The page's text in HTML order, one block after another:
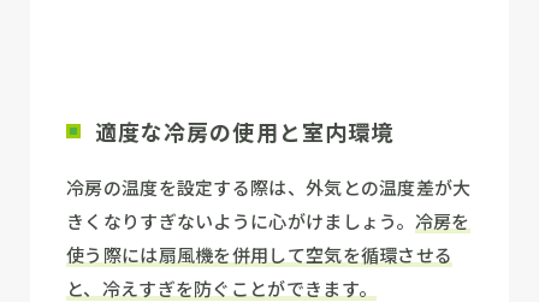
適度な冷房の使用と室内環境
冷房の温度を設定する際は、外気との温度差が大
きくなりすぎないように心がけましょう。 冷房を
使う際には扇風機を併用して空気を循環させる
と、冷えすぎを防ぐことができます。